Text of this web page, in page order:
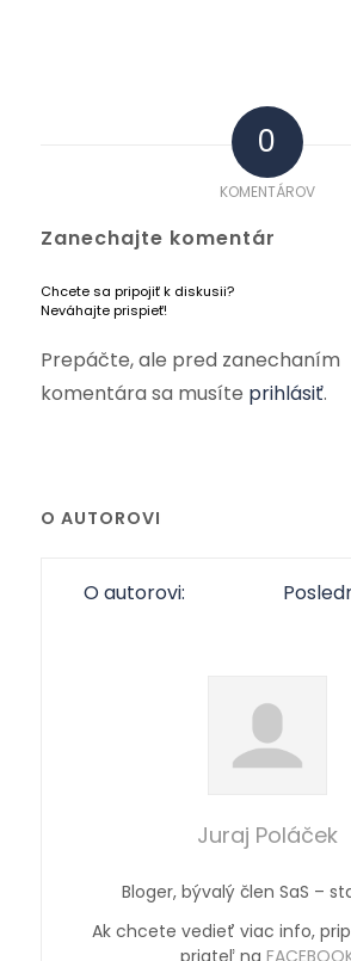
0
KOMENTÁROV
Zanechajte komentár
Chcete sa pripojiť k diskusii?
Neváhajte prispieť!
Prepáčte, ale pred zanechaním
komentára sa musíte prihlásiť.
O AUTOROVI
O autorovi:
Juraj Poláček
Bloger, bývalý člen SaS –
Ak chcete vedieť viac info,